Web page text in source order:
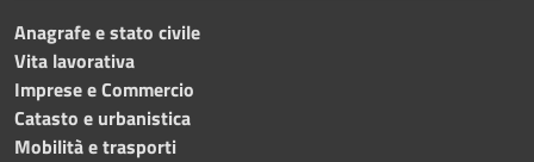
Anagrafe e stato civile
Vita lavorativa
Imprese e Commercio
Catasto e urbanistica
Mobilità e trasporti